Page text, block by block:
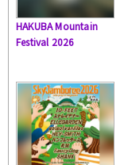
HAKUBA Mountain
Festival 2026